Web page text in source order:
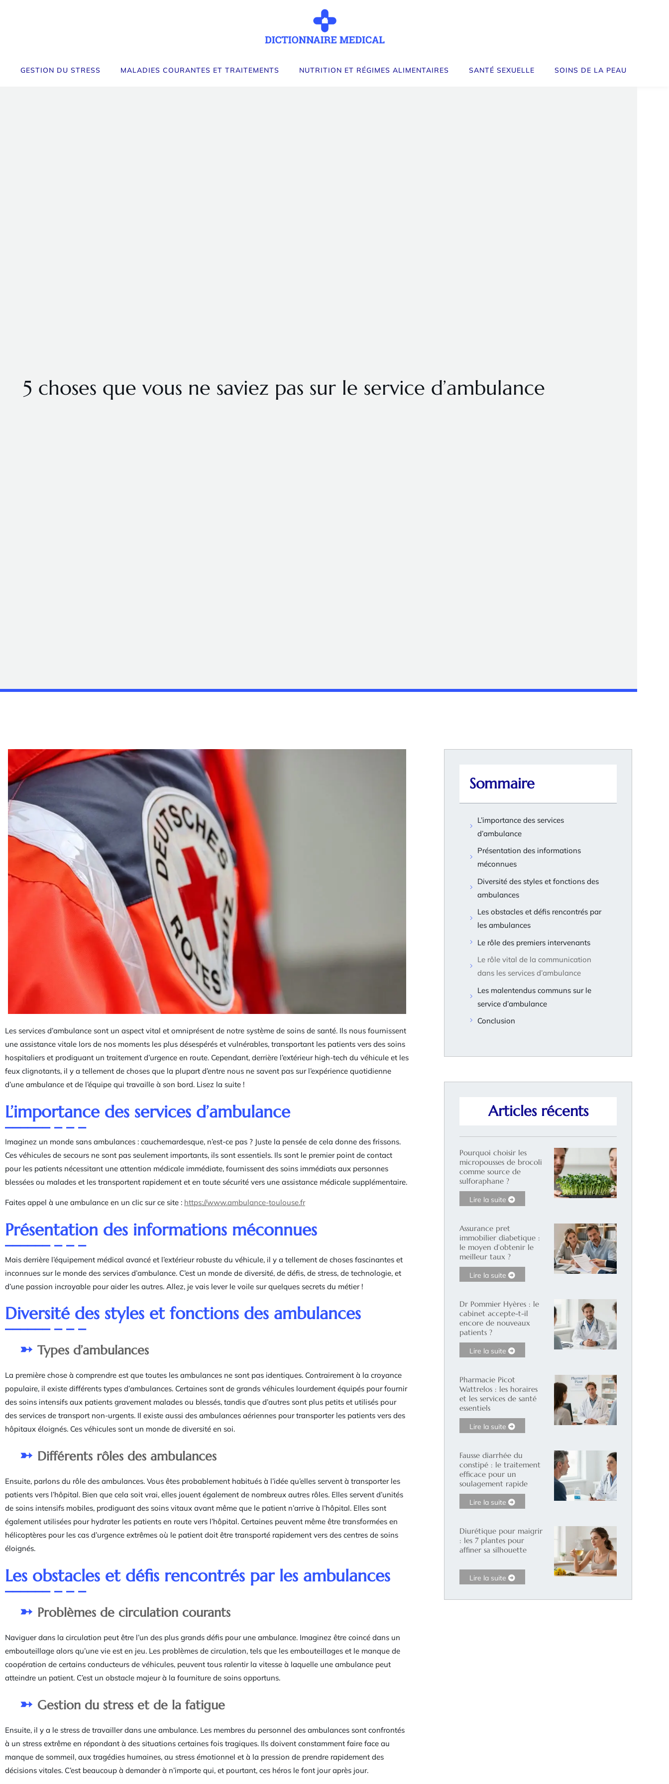
GESTION DU STRESS MALADIES COURANTES ET TRAITEMENTS NUTRITION ET RÉGIMES ALIMENTAIRES SANTÉ SEXUELLE SOINS DE LA PEAU
5 choses que vous ne saviez pas sur le service d’ambulance
Les services d’ambulance sont un aspect vital et omniprésent de notre système de soins de santé. Ils nous fournissent
une assistance vitale lors de nos moments les plus désespérés et vulnérables, transportant les patients vers des soins
hospitaliers et prodiguant un traitement d’urgence en route. Cependant, derrière l’extérieur high-tech du véhicule et les
feux clignotants, il y a tellement de choses que la plupart d’entre nous ne savent pas sur l’expérience quotidienne
d’une ambulance et de l’équipe qui travaille à son bord. Lisez la suite !
L’importance des services d’ambulance
Imaginez un monde sans ambulances : cauchemardesque, n’est-ce pas ? Juste la pensée de cela donne des frissons.
Ces véhicules de secours ne sont pas seulement importants, ils sont essentiels. Ils sont le premier point de contact
pour les patients nécessitant une attention médicale immédiate, fournissent des soins immédiats aux personnes
blessées ou malades et les transportent rapidement et en toute sécurité vers une assistance médicale supplémentaire.
Faites appel à une ambulance en un clic sur ce site : https://www.ambulance-toulouse.fr
Présentation des informations méconnues
Mais derrière l’équipement médical avancé et l’extérieur robuste du véhicule, il y a tellement de choses fascinantes et
inconnues sur le monde des services d’ambulance. C’est un monde de diversité, de défis, de stress, de technologie, et
d’une passion incroyable pour aider les autres. Allez, je vais lever le voile sur quelques secrets du métier !
Diversité des styles et fonctions des ambulances
Types d’ambulances
La première chose à comprendre est que toutes les ambulances ne sont pas identiques. Contrairement à la croyance
populaire, il existe différents types d’ambulances. Certaines sont de grands véhicules lourdement équipés pour fournir
des soins intensifs aux patients gravement malades ou blessés, tandis que d’autres sont plus petits et utilisés pour
des services de transport non-urgents. Il existe aussi des ambulances aériennes pour transporter les patients vers des
hôpitaux éloignés. Ces véhicules sont un monde de diversité en soi.
Différents rôles des ambulances
Ensuite, parlons du rôle des ambulances. Vous êtes probablement habitués à l’idée qu’elles servent à transporter les
patients vers l’hôpital. Bien que cela soit vrai, elles jouent également de nombreux autres rôles. Elles servent d’unités
de soins intensifs mobiles, prodiguant des soins vitaux avant même que le patient n’arrive à l’hôpital. Elles sont
également utilisées pour hydrater les patients en route vers l’hôpital. Certaines peuvent même être transformées en
hélicoptères pour les cas d’urgence extrêmes où le patient doit être transporté rapidement vers des centres de soins
éloignés.
Les obstacles et défis rencontrés par les ambulances
Problèmes de circulation courants
Naviguer dans la circulation peut être l’un des plus grands défis pour une ambulance. Imaginez être coincé dans un
embouteillage alors qu’une vie est en jeu. Les problèmes de circulation, tels que les embouteillages et le manque de
coopération de certains conducteurs de véhicules, peuvent tous ralentir la vitesse à laquelle une ambulance peut
atteindre un patient. C’est un obstacle majeur à la fourniture de soins opportuns.
Gestion du stress et de la fatigue
Ensuite, il y a le stress de travailler dans une ambulance. Les membres du personnel des ambulances sont confrontés
à un stress extrême en répondant à des situations certaines fois tragiques. Ils doivent constamment faire face au
manque de sommeil, aux tragédies humaines, au stress émotionnel et à la pression de prendre rapidement des
décisions vitales. C’est beaucoup à demander à n’importe qui, et pourtant, ces héros le font jour après jour.
Sommaire
L’importance des services
d’ambulance
Présentation des informations
méconnues
Diversité des styles et fonctions des
ambulances
Les obstacles et défis rencontrés par
les ambulances
Le rôle des premiers intervenants
Le rôle vital de la communication
dans les services d’ambulance
Les malentendus communs sur le
service d’ambulance
Conclusion
Articles récents
Pourquoi choisir les
micropousses de brocoli
comme source de
sulforaphane ?
Lire la suite
Assurance pret
immobilier diabetique :
le moyen d’obtenir le
meilleur taux ?
Lire la suite
Dr Pommier Hyères : le
cabinet accepte-t-il
encore de nouveaux
patients ?
Lire la suite
Pharmacie Picot
Wattrelos : les horaires
et les services de santé
essentiels
Lire la suite
Fausse diarrhée du
constipé : le traitement
efficace pour un
soulagement rapide
Lire la suite
Diurétique pour maigrir
: les 7 plantes pour
affiner sa silhouette
Lire la suite